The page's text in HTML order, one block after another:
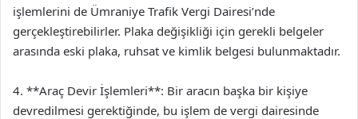
işlemlerini de Ümraniye Trafik Vergi Dairesi’nde
gerçekleştirebilirler. Plaka değişikliği için gerekli belgeler
arasında eski plaka, ruhsat ve kimlik belgesi bulunmaktadır.
4. **Araç Devir İşlemleri**: Bir aracın başka bir kişiye
devredilmesi gerektiğinde, bu işlem de vergi dairesinde